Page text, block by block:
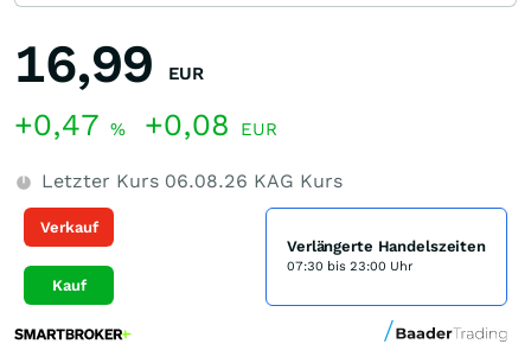
16,99 EUR
+0,47 % +0,08 EUR
Letzter Kurs 06.08.26 KAG Kurs
Verkauf
Kauf
Verlängerte Handelszeiten
07:30 bis 23:00 Uhr